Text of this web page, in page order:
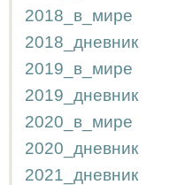
2018_в_мире
2018_дневник
2019_в_мире
2019_дневник
2020_в_мире
2020_дневник
2021_дневник